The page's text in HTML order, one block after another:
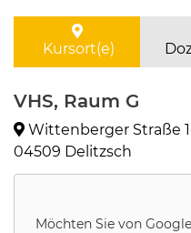
Kursort(e)
VHS, Raum G
Wittenberger Straße 1
04509 Delitzsch
Möchten Sie von